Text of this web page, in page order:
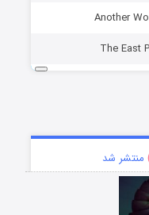
منتشر شد